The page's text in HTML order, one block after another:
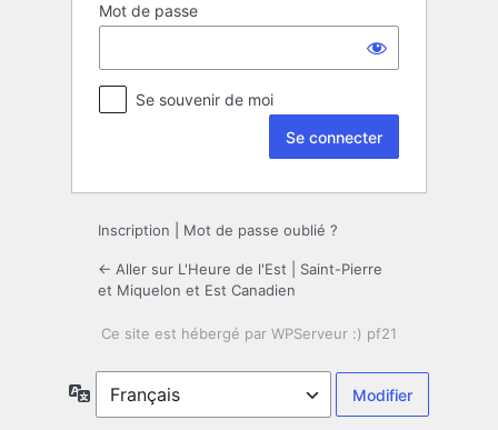
Mot de passe
Se souvenir de moi
Inscription Mot de passe oublié ?
← Aller sur L'Heure de l'Est | Saint-Pierre
et Miquelon et Est Canadien
Langue